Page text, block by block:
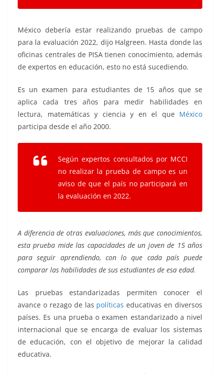
México debería estar realizando pruebas de campo
para la evaluación 2022, dijo Halgreen. Hasta donde las
oficinas centrales de PISA tienen conocimiento, además
de expertos en educación, esto no está sucediendo.
Es un examen para estudiantes de 15 años que se
aplica cada tres años para medir habilidades en
lectura, matemáticas y ciencia y en el que México
participa desde el año 2000.
Según expertos consultados por MCCI
no realizar la prueba de campo es un
aviso de que el país no participará en
la evaluación en 2022.
A diferencia de otras evaluaciones, más que conocimientos,
esta prueba mide las capacidades de un joven de 15 años
para seguir aprendiendo, con lo que cada país puede
comparar las habilidades de sus estudiantes de esa edad.
Las pruebas estandarizadas permiten conocer el
avance o rezago de las políticas educativas en diversos
países. Es una prueba o examen estandarizado a nivel
internacional que se encarga de evaluar los sistemas
de educación, con el objetivo de mejorar la calidad
educativa.